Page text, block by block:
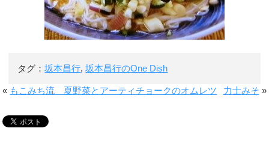
タグ：坂本昌行,坂本昌行のOne Dish
« もこみち流 夏野菜とアーティチョークのオムレツ 力士みそ »